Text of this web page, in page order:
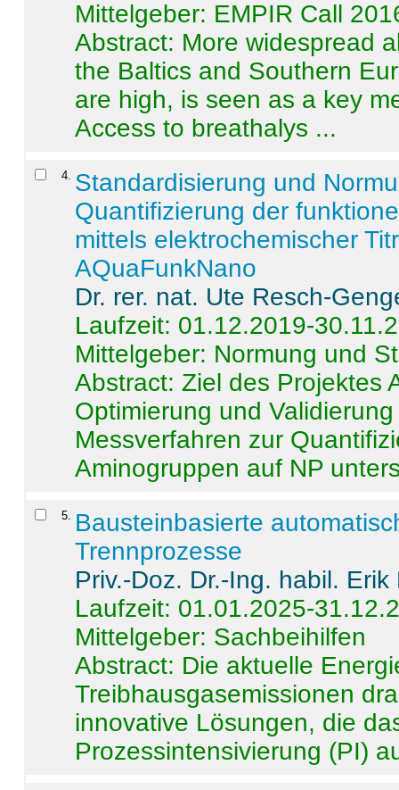
Mittelgeber: EMPIR Call
Abstract: More widespread
the Baltics and Southern
are high, is seen as a key
Access to breathalys ...
4 Standardisierung und
Quantifizierung der
mittels elektrochemischer
AQuaFunkNano
Dr. rer. nat. Ute Resch-
Laufzeit: 01.12.2019-
Mittelgeber: Normung und
Abstract:Ziel des Projektes
Optimierung und
Messverfahren zur
Aminogruppen auf NP
5
Bausteinbasierte
Trennprozesse
Priv.-Doz. Dr.-Ing. habil. Erik
Laufzeit: 01.01.2025-
Mittelgeber: Sachbeihilfen
Abstract: Die aktuelle
Treibhausgasemissionen
innovative Lösungen, die
Prozessintensivierung (PI)